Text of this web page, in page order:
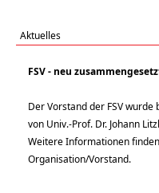
Aktuelles
FSV - neu
Der Vorstand der FSV
von Univ.-Prof. Dr. Johann
Weitere Informationen
Organisation/Vorstand.